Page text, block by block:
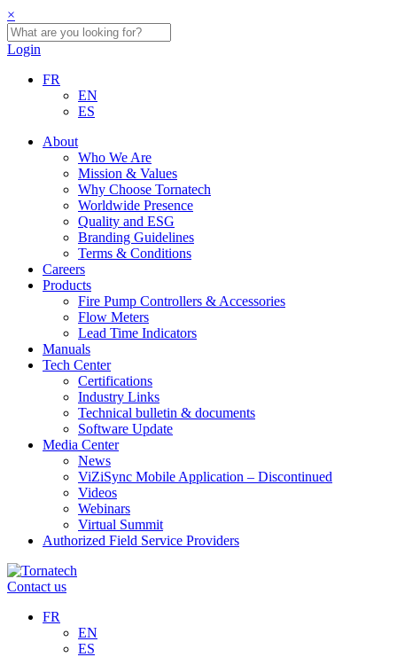
×
Login
FR
EN
ES
About
Who We Are
Mission & Values
Why Choose Tornatech
Worldwide Presence
Quality and ESG
Branding Guidelines
Terms & Conditions
Careers
Products
Fire Pump Controllers & Accessories
Flow Meters
Lead Time Indicators
Manuals
Tech Center
Certifications
Industry Links
Technical bulletin & documents
Software Update
Media Center
News
ViZiSync Mobile Application – Discontinued
Videos
Webinars
Virtual Summit
Authorized Field Service Providers
Skip
to
Contact us
FR
EN
ES